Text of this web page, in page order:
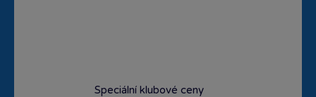
Speciální klubové ceny